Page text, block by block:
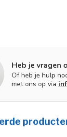
Heb je vragen
Of heb je hulp
met ons op via